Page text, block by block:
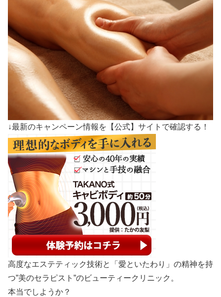
↓最新のキャンペーン情報を【公式】サイトで確認する！
高度なエステティック技術と「愛といたわり」の精神を持
つ”美のセラピスト”のビューティークリニック。
本当でしようか？